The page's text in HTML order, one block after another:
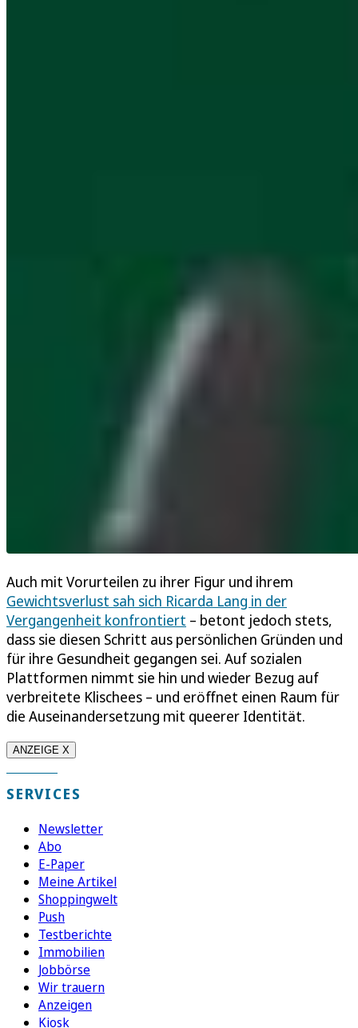
Auch mit Vorurteilen zu ihrer Figur und ihrem
Gewichtsverlust sah sich Ricarda Lang in der
Vergangenheit konfrontiert – betont jedoch stets,
dass sie diesen Schritt aus persönlichen Gründen und
für ihre Gesundheit gegangen sei. Auf sozialen
Plattformen nimmt sie hin und wieder Bezug auf
verbreitete Klischees – und eröffnet einen Raum für
die Auseinandersetzung mit queerer Identität.
ANZEIGE X
SERVICES
Newsletter
Abo
E-Paper
Meine Artikel
Shoppingwelt
Push
Testberichte
Immobilien
Jobbörse
Wir trauern
Anzeigen
Kiosk